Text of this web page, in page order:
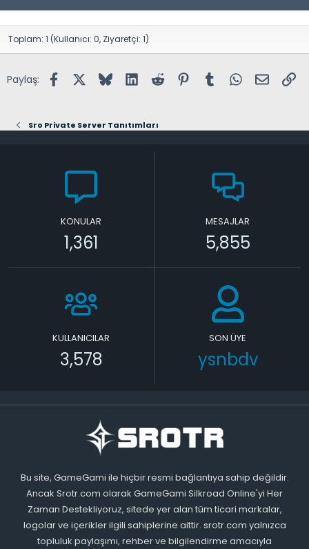
Toplam: 1 (Kullanıcı: 0, Ziyaretçi: 1)
Paylaş: FacebookX (Twitter)
BlueskyLinkedInReddit PinterestTumblr WhatsApp
E-posta
Sro Private Server Tanıtımları
KONULAR
1,361
MESAJLAR
5,855
KULLANICILAR
3,578
SON ÜYE
ysnbdv
Bu site, GameGami ile hiçbir resmi bağlantıya sahip değildir.
Ancak Srotr.com olarak GameGami Silkroad Online'yi Her
Zaman Destekliyoruz, sitede yer alan tüm ticari markalar,
logolar ve içerikler ilgili sahiplerine aittir. srotr.com yalnızca
topluluk paylaşımı, rehber ve bilgilendirme amacıyla